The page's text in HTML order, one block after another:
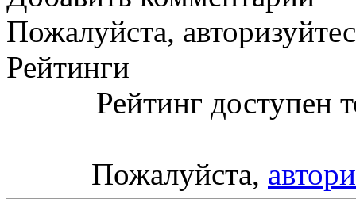
Пожалуйста,
Рейтинги
Рейтинг доступен
Пожалуйста,